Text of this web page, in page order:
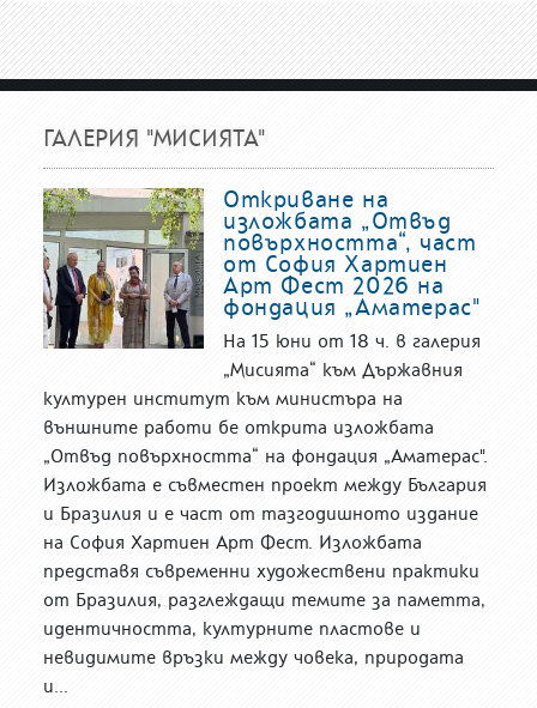
ГАЛЕРИЯ "МИСИЯТА"
Откриване на
изложбата „Отвъд
повърхността“, част
от София Хартиен
Арт Фест 2026 на
фондация „Аматерас"
На 15 юни от 18 ч. в галерия
„Мисията“ към Държавния
културен институт към министъра на
външните работи бе открита изложбата
„Отвъд повърхността“ на фондация „Аматерас".
Изложбата е съвместен проект между България
и Бразилия и е част от тазгодишното издание
на София Хартиен Арт Фест. Изложбата
представя съвременни художествени практики
от Бразилия, разглеждащи темите за паметта,
идентичността, културните пластове и
невидимите връзки между човека, природата
и...